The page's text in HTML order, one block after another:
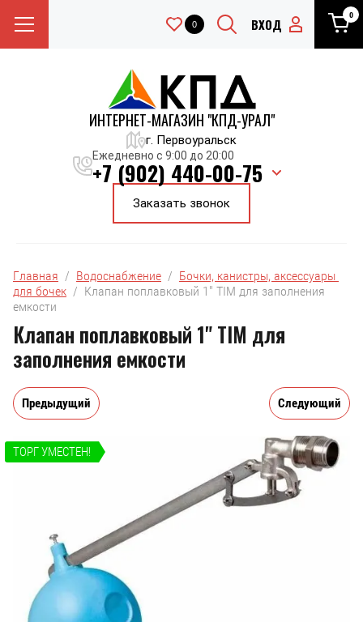
0 ВХОД
0
ИНТЕРНЕТ-МАГАЗИН "КПД-УРАЛ"
г. Первоуральск
Ежедневно с 9:00 до 20:00
+7 (902) 440-00-75
Заказать звонок
Главная
  /
Водоснабжение
  /
Бочки, канистры, аксессуары
для бочек
  /  Клапан поплавковый 1" TIM для заполнения
емкости
Клапан поплавковый 1" TIM для
заполнения емкости
Предыдущий Следующий
ТОРГ УМЕСТЕН!